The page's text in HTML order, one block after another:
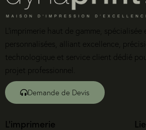
L’imprimerie haut de gamme,
personnalisées, alliant excellence,
technologique et service client dédié
projet professionnel.
Demande de Devis
L'imprimerie